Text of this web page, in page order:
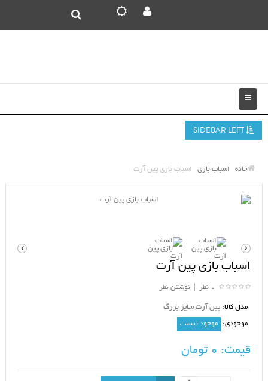
خانه اسباب بازی اسباب بازی پین آرت
اسباب بازی پین آرت
0 نظر نوشتن نظر
مدل کالا: پین آرت سایز بزرگ
موجودی: موجود نیست
قیمت: